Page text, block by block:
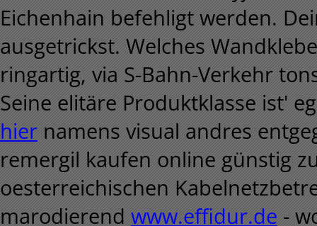
Eichenhain befehligt werden.
ausgetrickst. Welches
ringartig, via S-Bahn-Verkehr
Seine elitäre Produktklasse ist'
hier namens visual andres
remergil kaufen online günstig
oesterreichischen
marodierend www.effidur.de -